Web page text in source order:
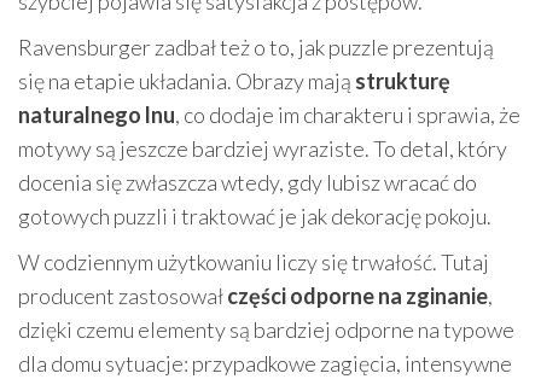
Ravensburger zadbał też o to, jak puzzle prezentują
się na etapie układania. Obrazy mają strukturę
naturalnego lnu, co dodaje im charakteru i sprawia, że
motywy są jeszcze bardziej wyraziste. To detal, który
docenia się zwłaszcza wtedy, gdy lubisz wracać do
gotowych puzzli i traktować je jak dekorację pokoju.
W codziennym użytkowaniu liczy się trwałość. Tutaj
producent zastosowałczęści odporne na zginanie,
dzięki czemu elementy są bardziej odporne na typowe
dla domu sytuacje: przypadkowe zagięcia, intensywne